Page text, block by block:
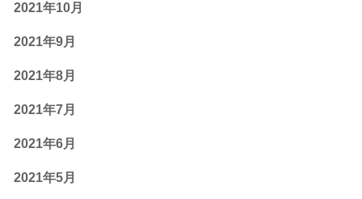
2021年10月
2021年9月
2021年8月
2021年7月
2021年6月
2021年5月